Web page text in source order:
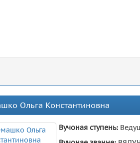
Ольга Константиновна
Вучоная ступень: